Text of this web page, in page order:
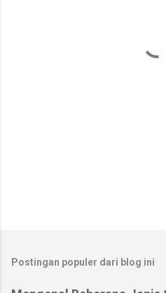
Postingan populer dari blog ini